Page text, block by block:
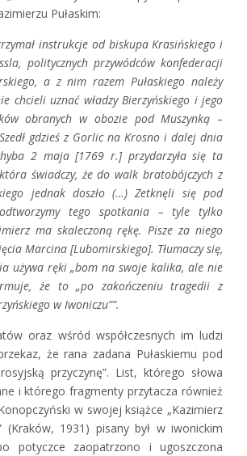
Pułaskim:
instrukcje od biskupa Krasińskiego i
politycznych przywódców konfederacji
a z nim razem Pułaskiego należy
chcieli uznać władzy Bierzyńskiego i jego
obranych w obozie pod Muszynką –
gdzieś z Gorlic na Krosno i dalej dnia
2 maja [1769 r.] przydarzyła się ta
świadczy, że do walk bratobójczych z
jednak doszło (…) Zetknęli się pod
tego spotkania – tyle tylko
ma skaleczoną rękę. Pisze za niego
Marcina [Lubomirskiego]. Tłumaczy się,
używa ręki „bom na swoje kalika, ale nie
że to „po zakończeniu tragedii z
w Iwoniczu””.
oraz wśród współczesnych im ludzi
że rana zadana Pułaskiemu pod
przyczynę”. List, którego słowa
i którego fragmenty przytacza również
w swojej książce „Kazimierz
(Kraków, 1931) pisany był w iwonickim
potyczce zaopatrzono i ugoszczona